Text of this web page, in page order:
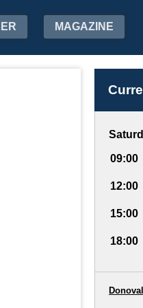
MAGAZINE
09:00
12:00
15:00
18:00